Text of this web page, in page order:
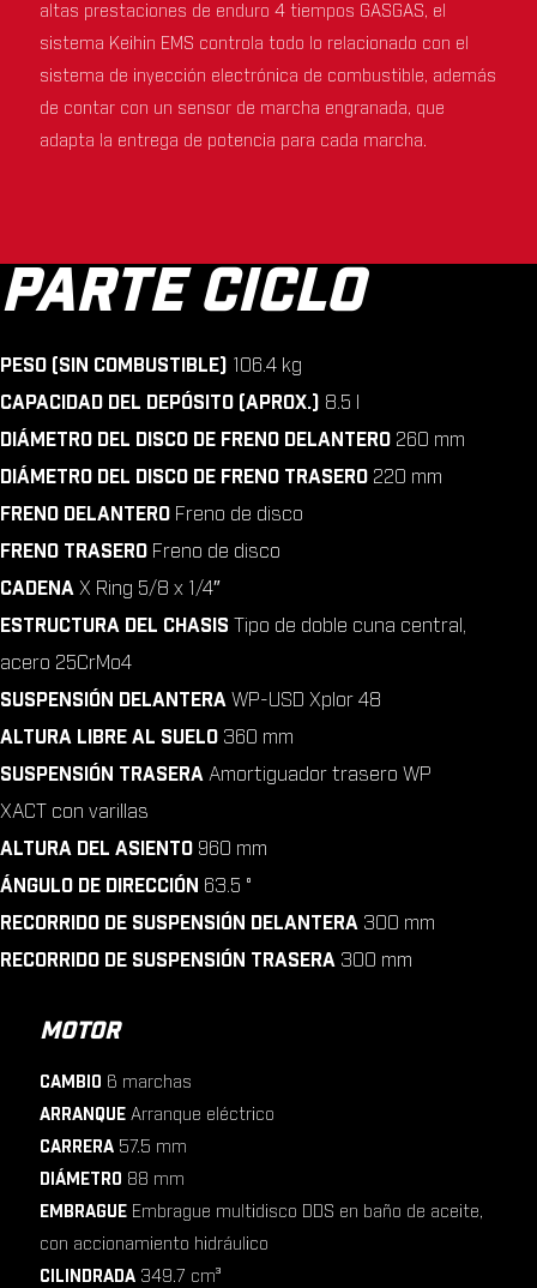
altas prestaciones de enduro 4 tiempos GASGAS, el
sistema Keihin EMS controla todo lo relacionado con el
sistema de inyección electrónica de combustible, además
de contar con un sensor de marcha engranada, que
adapta la entrega de potencia para cada marcha.
MOTOR
CAMBIO 6 marchas
ARRANQUE Arranque eléctrico
CARRERA 57.5 mm
DIÁMETRO 88 mm
EMBRAGUE Embrague multidisco DDS en baño de aceite,
con accionamiento hidráulico
CILINDRADA 349.7 cm³
PARTE CICLO
PESO (SIN COMBUSTIBLE) 106.4 kg
CAPACIDAD DEL DEPÓSITO (APROX.) 8.5 l
DIÁMETRO DEL DISCO DE FRENO DELANTERO 260 mm
DIÁMETRO DEL DISCO DE FRENO TRASERO 220 mm
FRENO DELANTERO Freno de disco
FRENO TRASERO Freno de disco
CADENA X Ring 5/8 x 1/4″
ESTRUCTURA DEL CHASIS
Tipo de doble cuna central,
acero 25CrMo4
SUSPENSIÓN DELANTERA WP-USD Xplor 48
ALTURA LIBRE AL SUELO 360 mm
SUSPENSIÓN TRASERA Amortiguador trasero WP
XACT con varillas
ALTURA DEL ASIENTO 960 mm
ÁNGULO DE DIRECCIÓN 63.5 °
RECORRIDO DE SUSPENSIÓN DELANTERA 300 mm
RECORRIDO DE SUSPENSIÓN TRASERA 300 mm